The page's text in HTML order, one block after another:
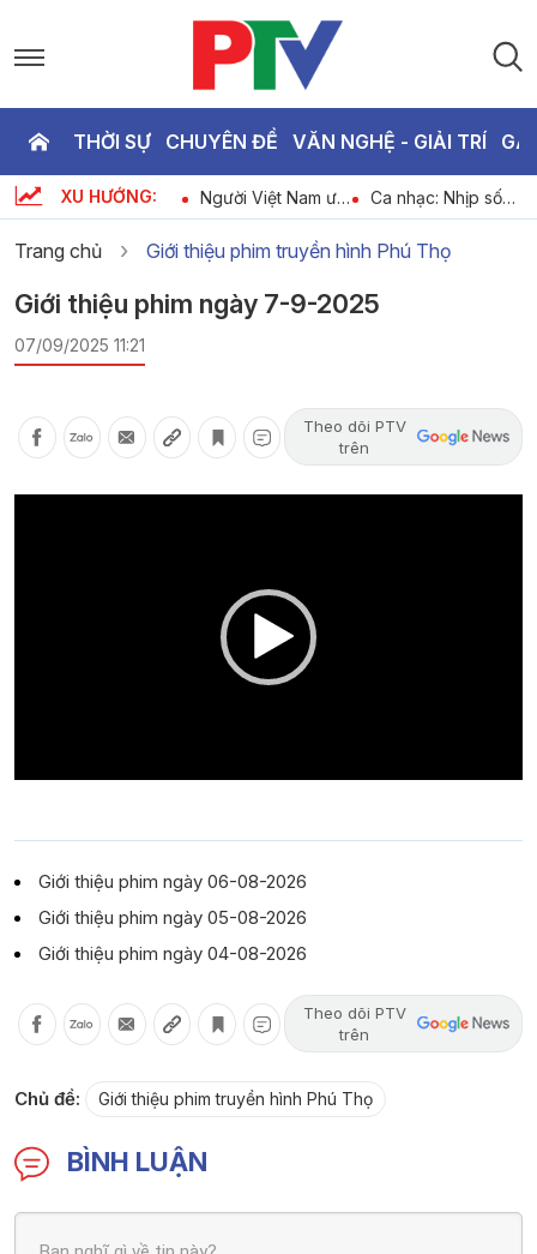
THỜI SỰ CHUYÊN ĐỀ VĂN NGHỆ - GIẢI TRÍ
XU HƯỚNG:
Cuộc sống thường
ngày 06-08-2026
Người Việt Nam ưu
tiên dùng hàng
Việt Nam ngày 06-
08-2026
Ca nhạc: Nhịp sống
mới - Khí thế mới
Trang chủ Giới thiệu phim truyền hình Phú Thọ
Giới thiệu phim ngày 7-9-2025
07/09/2025 11:21
Theo dõi PTV
trên
Giới thiệu phim ngày 06-08-2026
Giới thiệu phim ngày 05-08-2026
Giới thiệu phim ngày 04-08-2026
Theo dõi PTV
trên
Chủ đề: Giới thiệu phim truyền hình Phú Thọ
BÌNH LUẬN